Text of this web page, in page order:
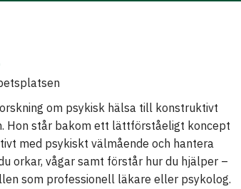
om psykisk hälsa till konstruktivt
Hon står bakom ett lättförståeligt koncept
med psykiskt välmående och hantera
orkar, vågar samt förstår hur du hjälper –
som professionell läkare eller psykolog.